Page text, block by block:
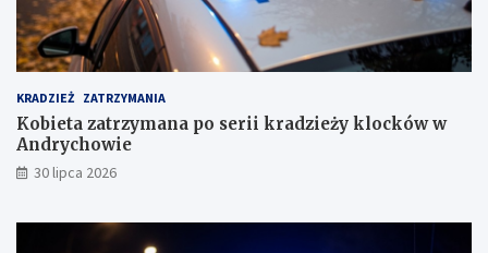
KRADZIEŻ ZATRZYMANIA
Kobieta zatrzymana po serii kradzieży klocków w
Andrychowie
30 lipca 2026